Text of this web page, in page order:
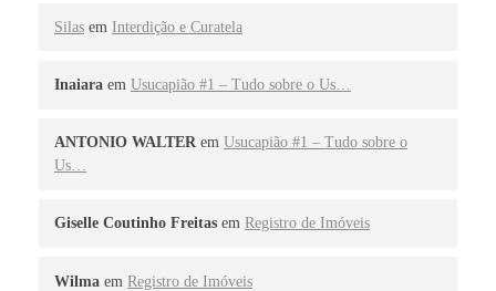
Silas em Interdição e Curatela
Inaiara em Usucapião #1 – Tudo sobre o Us…
ANTONIO WALTER em Usucapião #1 – Tudo sobre o
Us…
Giselle Coutinho Freitas em Registro de Imóveis
Wilma em Registro de Imóveis